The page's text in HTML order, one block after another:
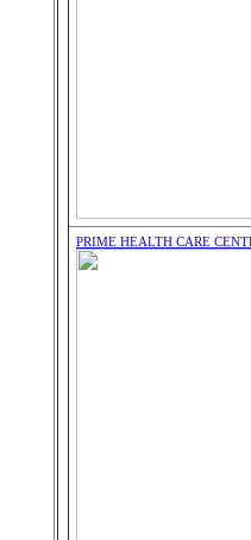
PRIME HEALTH CARE